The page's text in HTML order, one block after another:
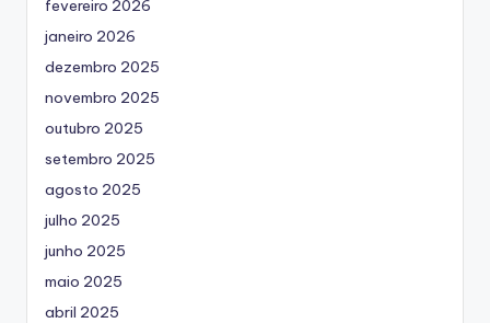
fevereiro 2026
janeiro 2026
dezembro 2025
novembro 2025
outubro 2025
setembro 2025
agosto 2025
julho 2025
junho 2025
maio 2025
abril 2025